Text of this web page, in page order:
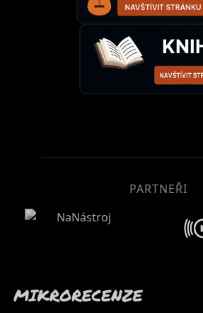
PARTNEŘI